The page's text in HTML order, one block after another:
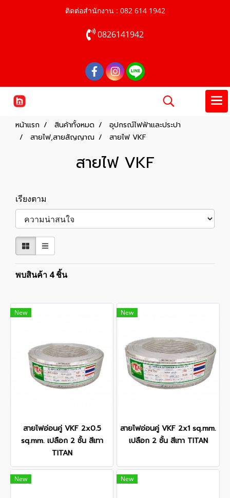
ติดต่อสำนักงาน : 082 614 1942
0826141942
หน้าแรก สินค้าทั้งหมด
อุปกรณ์ไฟฟ้าและประปา
สายไฟ,สายสัญญาณ
สายไฟ VKF
สายไฟ VKF
เรียงตาม
พบสินค้า 4 ชิ้น
New
สายไฟอ่อนคู่ VKF 2x0.5
sq.mm. เปลือก 2 ชั้น สีเทา
TITAN
New
สายไฟอ่อนคู่ VKF 2x1 sq.mm.
เปลือก 2 ชั้น สีเทา TITAN
New New